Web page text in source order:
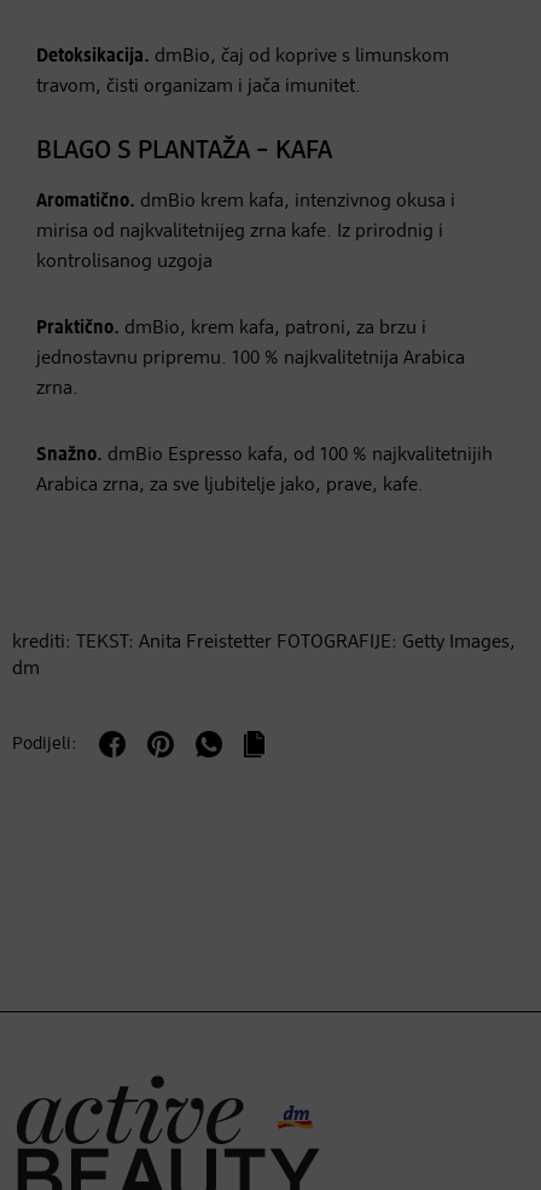
Detoksikacija. dmBio, čaj od koprive s limunskom
travom, čisti organizam i jača imunitet.
BLAGO S PLANTAŽA – KAFA
Aromatično. dmBio krem kafa, intenzivnog okusa i
mirisa od najkvalitetnijeg zrna kafe. Iz prirodnig i
kontrolisanog uzgoja
Praktično. dmBio, krem kafa, patroni, za brzu i
jednostavnu pripremu. 100 % najkvalitetnija Arabica
zrna.
Snažno. dmBio Espresso kafa, od 100 % najkvalitetnijih
Arabica zrna, za sve ljubitelje jako, prave, kafe.
krediti: TEKST: Anita Freistetter FOTOGRAFIJE: Getty Images,
dm
Podijeli: